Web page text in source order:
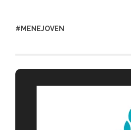
#MENEJOVEN